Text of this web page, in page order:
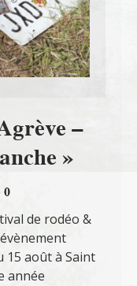
–
»
0
de rodéo &
15 août à Saint
année